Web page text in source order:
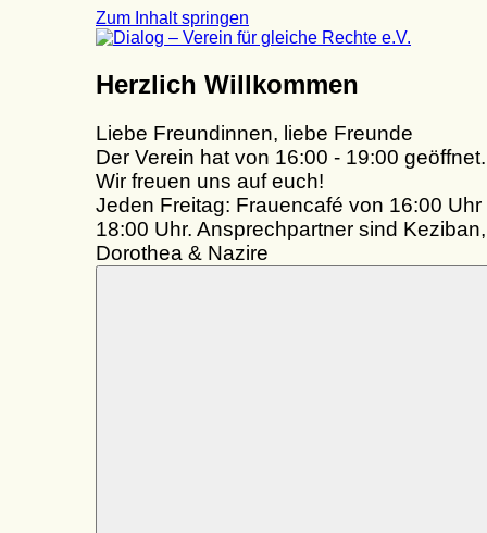
Zum Inhalt springen
Dialog
–
für
gleiche
Rechte
e.V.
Herzlich Willkommen
Liebe Freundinnen, liebe Freunde
Der Verein hat von 16:00 - 19:00 geöffnet.
Wir freuen uns auf euch!
Jeden Freitag: Frauencafé von 16:00 Uhr
18:00 Uhr. Ansprechpartner sind Keziban,
Dorothea & Nazire